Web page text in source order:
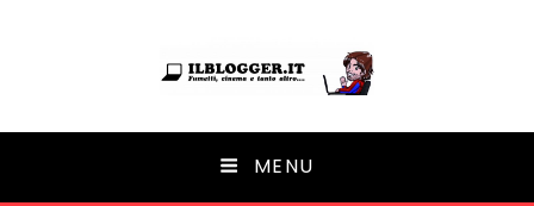
Ilblogger.it
Il portalino di blog | MENU